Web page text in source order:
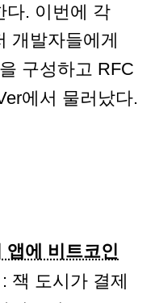
다. 이번에 각
개발자들에게
을 구성하고 RFC
에서 물러났다.
에 비트코인
: 잭 도시가 결제